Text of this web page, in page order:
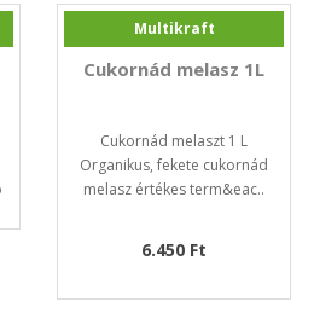
Multikraft
Cukornád melasz 1L
Cukornád melaszt 1 L
Organikus, fekete cukornád
melasz értékes term&eac..
6.450 Ft